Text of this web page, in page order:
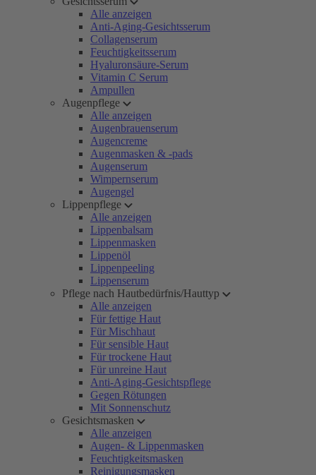
Alle anzeigen
Anti-Aging-Gesichtsserum
Collagenserum
Feuchtigkeitsserum
Hyaluronsäure-Serum
Vitamin C Serum
Ampullen
Augenpflege
Alle anzeigen
Augenbrauenserum
Augencreme
Augenmasken & -pads
Augenserum
Wimpernserum
Augengel
Lippenpflege
Alle anzeigen
Lippenbalsam
Lippenmasken
Lippenöl
Lippenpeeling
Lippenserum
Pflege nach Hautbedürfnis/Hauttyp
Alle anzeigen
Für fettige Haut
Für Mischhaut
Für sensible Haut
Für trockene Haut
Für unreine Haut
Anti-Aging-Gesichtspflege
Gegen Rötungen
Mit Sonnenschutz
Gesichtsmasken
Alle anzeigen
Augen- & Lippenmasken
Feuchtigkeitsmasken
Reinigungsmasken